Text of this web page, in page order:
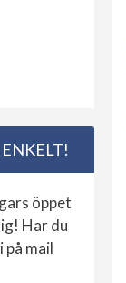
öppet
Har du
mail